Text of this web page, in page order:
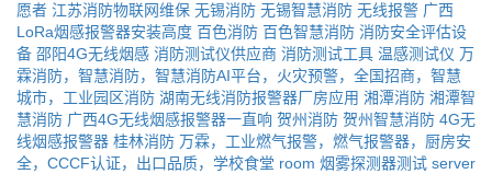
愿者 江苏消防物联网维保 无锡消防 无锡智慧消防 无线报警 广西
LoRa烟感报警器安装高度 百色消防 百色智慧消防 消防安全评估设
备 邵阳4G无线烟感 消防测试仪供应商 消防测试工具 温感测试仪 万
霖消防，智慧消防，智慧消防AI平台，火灾预警，全国招商，智慧
城市，工业园区消防 湖南无线消防报警器厂房应用 湘潭消防 湘潭智
慧消防 广西4G无线烟感报警器一直响 贺州消防 贺州智慧消防 4G无
线烟感报警器 桂林消防 万霖，工业燃气报警，燃气报警器，厨房安
全，CCCF认证，出口品质，学校食堂 room 烟雾探测器测试 server